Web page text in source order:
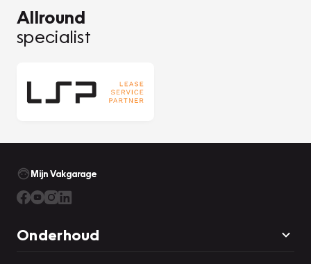
Allround
specialist
Mijn Vakgarage
Onderhoud